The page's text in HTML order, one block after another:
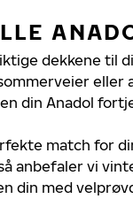
dekkene til
eller
din Anadol
match for
anbefaler vi
din med